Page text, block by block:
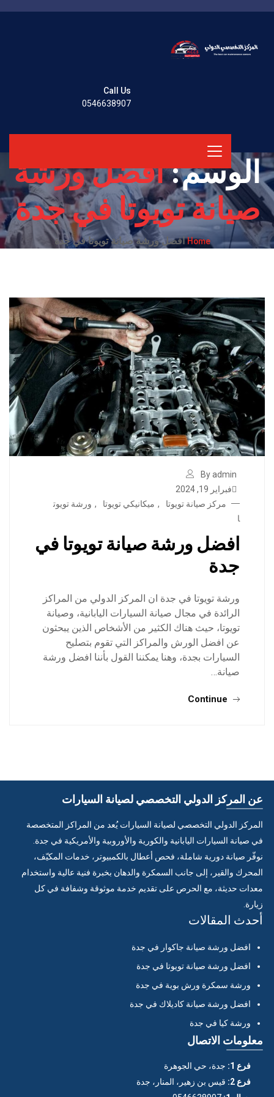
Call Us
0546638907
الوسم:افضل ورشة
صيانة تويوتا في جدة
Homeافضل ورشة صيانة تويوتا في جدة
By admin
فبراير 19, 2024
مركز صيانة تويوتا
, ميكانيكي تويوتا , ورشة تويوت
ا
افضل ورشة صيانة تويوتا في
جدة
ورشة تويوتا في جدة ان المركز الدولي من المراكز
الرائدة في مجال صيانة السيارات اليابانية، وصيانة
تويوتا، حيث هناك الكثير من الأشخاص الذين يبحثون
عن افضل الورش والمراكز التي تقوم بتصليح
السيارات بجدة، وهنا يمكننا القول بأننا افضل ورشة
صيانة…
Continue
عن المركز الدولي التخصصي لصيانة السيارات
المركز الدولي التخصصي لصيانة السيارات يُعد من المراكز المتخصصة
في صيانة السيارات اليابانية والكورية والأوروبية والأمريكية في جدة.
نوفّر صيانة دورية شاملة، فحص أعطال بالكمبيوتر، خدمات المكيّف،
المحرك والقير، إلى جانب السمكرة والدهان بخبرة فنية عالية واستخدام
معدات حديثة، مع الحرص على تقديم خدمة موثوقة وشفافة في كل
زيارة.
أحدث المقالات
افضل ورشة صيانة جاكوار في جدة
افضل ورشة صيانة تويوتا في جدة
ورشة سمكرة ورش بوية في جدة
افضل ورشة صيانة كاديلاك في جدة
ورشة كيا في جدة
معلومات الاتصال
فرع 1:
جدة، حي الجوهرة
فرع 2:
قيس بن زهير، المنار، جدة